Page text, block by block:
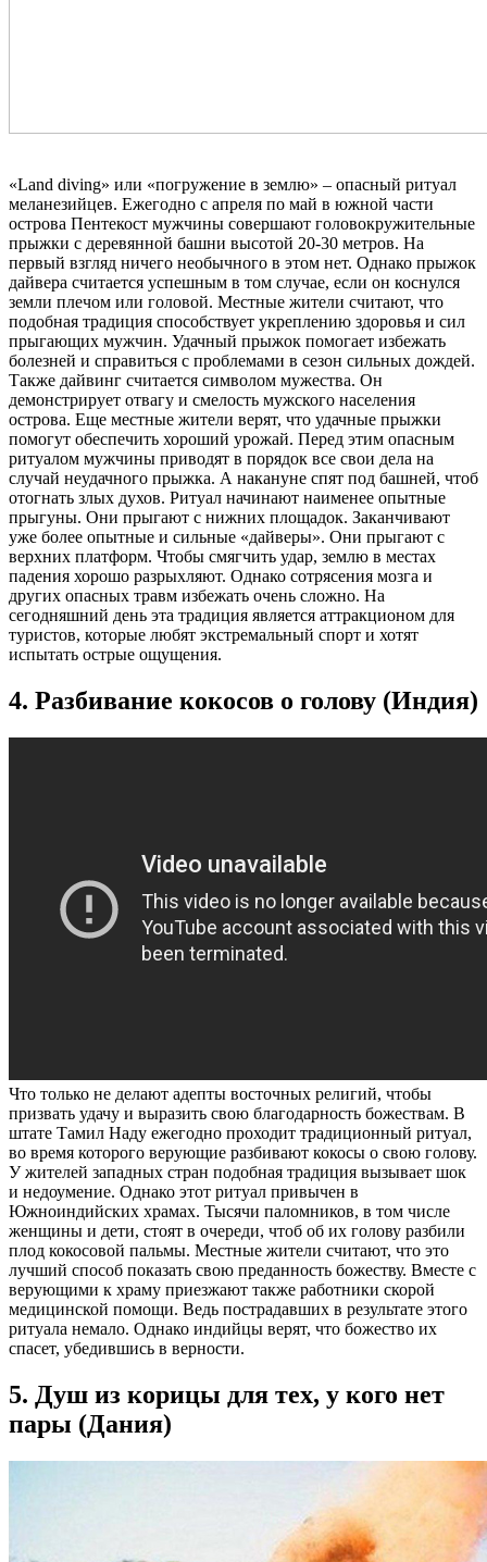
«Land diving» или «погружение в землю» – опасный ритуал
меланезийцев. Ежегодно с апреля по май в южной части
острова Пентекост мужчины совершают головокружительные
прыжки с деревянной башни высотой 20-30 метров. На
первый взгляд ничего необычного в этом нет. Однако прыжок
дайвера считается успешным в том случае, если он коснулся
земли плечом или головой. Местные жители считают, что
подобная традиция способствует укреплению здоровья и сил
прыгающих мужчин. Удачный прыжок помогает избежать
болезней и справиться с проблемами в сезон сильных дождей.
Также дайвинг считается символом мужества. Он
демонстрирует отвагу и смелость мужского населения
острова. Еще местные жители верят, что удачные прыжки
помогут обеспечить хороший урожай. Перед этим опасным
ритуалом мужчины приводят в порядок все свои дела на
случай неудачного прыжка. А накануне спят под башней, чтоб
отогнать злых духов. Ритуал начинают наименее опытные
прыгуны. Они прыгают с нижних площадок. Заканчивают
уже более опытные и сильные «дайверы». Они прыгают с
верхних платформ. Чтобы смягчить удар, землю в местах
падения хорошо разрыхляют. Однако сотрясения мозга и
других опасных травм избежать очень сложно. На
сегодняшний день эта традиция является аттракционом для
туристов, которые любят экстремальный спорт и хотят
испытать острые ощущения.
4. Разбивание кокосов о голову (Индия)
Что только не делают адепты восточных религий, чтобы
призвать удачу и выразить свою благодарность божествам. В
штате Тамил Наду ежегодно проходит традиционный ритуал,
во время которого верующие разбивают кокосы о свою голову.
У жителей западных стран подобная традиция вызывает шок
и недоумение. Однако этот ритуал привычен в
Южноиндийских храмах. Тысячи паломников, в том числе
женщины и дети, стоят в очереди, чтоб об их голову разбили
плод кокосовой пальмы. Местные жители считают, что это
лучший способ показать свою преданность божеству. Вместе с
верующими к храму приезжают также работники скорой
медицинской помощи. Ведь пострадавших в результате этого
ритуала немало. Однако индийцы верят, что божество их
спасет, убедившись в верности.
5. Душ из корицы для тех, у кого нет
пары (Дания)